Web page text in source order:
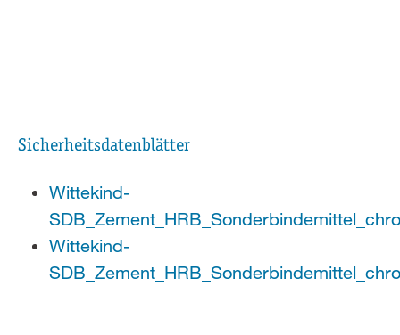
Sicherheitsdatenblätter
Wittekind-
Wittekind-